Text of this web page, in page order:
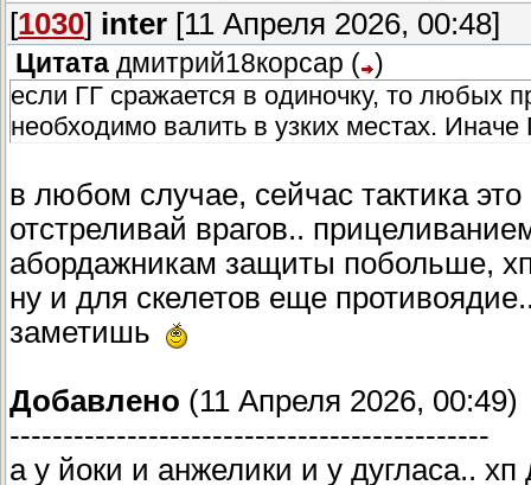
[1030] inter [11 Апреля 2026, 00:48]
Цитата дмитрий18корсар ( )
если ГГ сражается в одиночку, то любых
необходимо валить в узких местах.
в любом случае, сейчас тактика
отстреливай врагов..
абордажникам защиты побольше,
ну и для скелетов еще
заметишь
Добавлено (11 Апреля 2026, 00:49)
---------------------------------------------
а у йоки и анжелики и у дугласа..